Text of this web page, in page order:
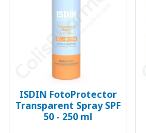
ISDIN FotoProtector
Transparent Spray SPF
50 - 250 ml